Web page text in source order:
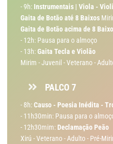
- 9h: Instrumentais | Viola -
Gaita de Botão até 8 Baixos
Gaita de Botão acima de 8
- 12h: Pausa para o almoço
- 13h:Gaita Tecla e Violão
Mirim - Juvenil - Veterano -
PALCO 7
- 8h:Causo - Poesia Inédita -
- 11h30min: Pausa para o
- 12h30mim: Declamação Peão
Xirú - Veterano - Adulto - Pré-